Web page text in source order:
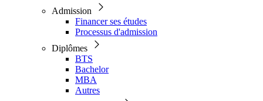
Admission
Financer ses études
Processus d'admission
Diplômes
BTS
Bachelor
MBA
Autres